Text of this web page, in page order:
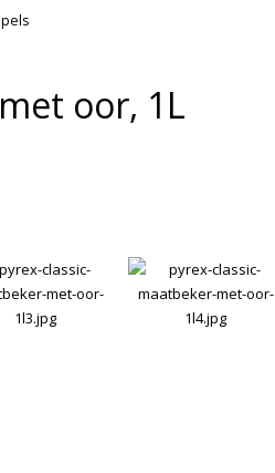
oor, 1L